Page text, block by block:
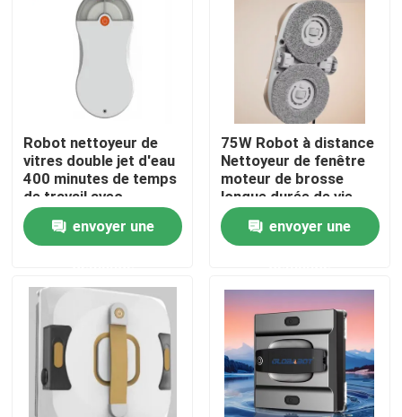
vidéos
Au sujet de nous
Visite d'usine
Contrôle de qualité
Demandez une citation
aspirateur de robot
Laveur de vitres de robot
Robot nettoyeur de
vitres double jet d'eau
400 minutes de temps
de travail avec
télécommande
envoyer une
75W Robot à distance
Nettoyeur de fenêtre
moteur de brosse
longue durée de vie
envoyer une